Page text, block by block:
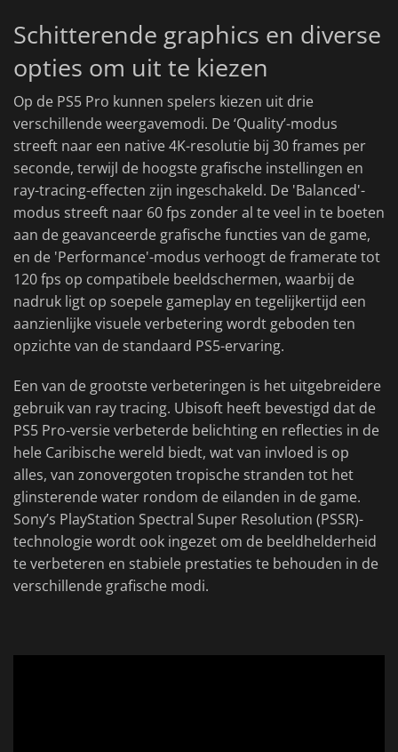
Schitterende graphics en diverse
opties om uit te kiezen
Op de PS5 Pro kunnen spelers kiezen uit drie
verschillende weergavemodi. De ‘Quality’-modus
streeft naar een native 4K-resolutie bij 30 frames per
seconde, terwijl de hoogste grafische instellingen en
ray-tracing-effecten zijn ingeschakeld. De 'Balanced'-
modus streeft naar 60 fps zonder al te veel in te boeten
aan de geavanceerde grafische functies van de game,
en de 'Performance'-modus verhoogt de framerate tot
120 fps op compatibele beeldschermen, waarbij de
nadruk ligt op soepele gameplay en tegelijkertijd een
aanzienlijke visuele verbetering wordt geboden ten
opzichte van de standaard PS5-ervaring.
Een van de grootste verbeteringen is het uitgebreidere
gebruik van ray tracing. Ubisoft heeft bevestigd dat de
PS5 Pro-versie verbeterde belichting en reflecties in de
hele Caribische wereld biedt, wat van invloed is op
alles, van zonovergoten tropische stranden tot het
glinsterende water rondom de eilanden in de game.
Sony’s PlayStation Spectral Super Resolution (PSSR)-
technologie wordt ook ingezet om de beeldhelderheid
te verbeteren en stabiele prestaties te behouden in de
verschillende grafische modi.